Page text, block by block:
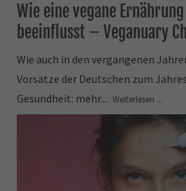
Wie eine vegane
beeinflusst – Veganuary
Wie auch in den vergangenen
Vorsätze der Deutschen zum
Gesundheit: mehr... Weiterlesen ...